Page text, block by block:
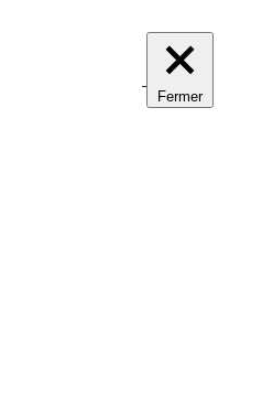
Fermer